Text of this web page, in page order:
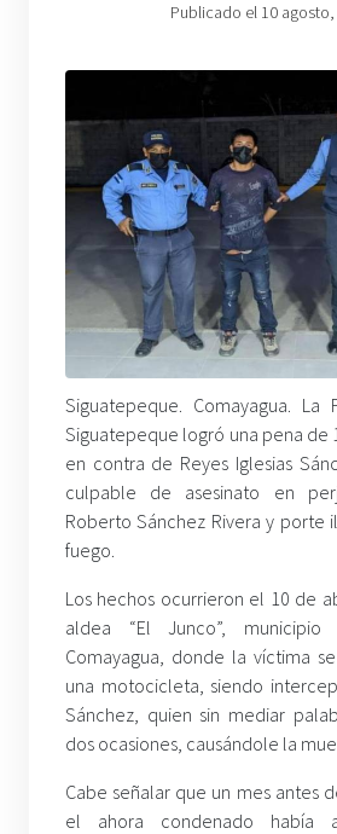
Publicado el 10 agosto,
Siguatepeque. Comayagua. La
Siguatepeque logró una pena de
en contra de Reyes Iglesias
culpable de asesinato en
Roberto Sánchez Rivera y porte
fuego.
Los hechos ocurrieron el 10 de
aldea “El Junco”, municipio
Comayagua, donde la víctima
una motocicleta, siendo
Sánchez, quien sin mediar
dos ocasiones, causándole la
Cabe señalar que un mes antes
el ahora condenado había